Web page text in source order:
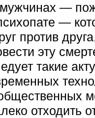
—
—
против
эту
такие
отходить